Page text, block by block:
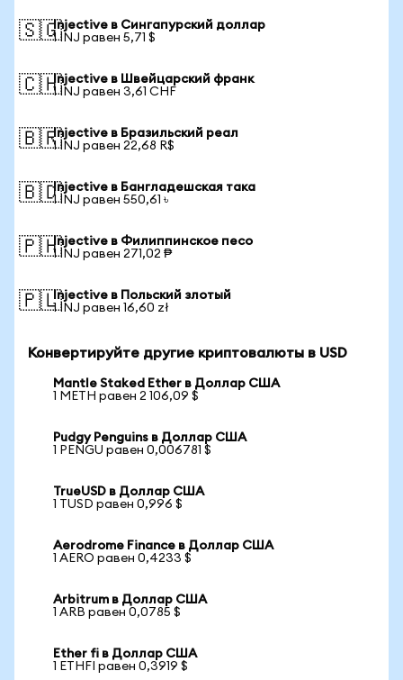
🇸🇬Injective в Сингапурский доллар
1 INJ равен 5,71 $
🇨🇭Injective в Швейцарский франк
1 INJ равен 3,61 CHF
🇧🇷Injective в Бразильский реал
1 INJ равен 22,68 R$
🇧🇩Injective в Бангладешская така
1 INJ равен 550,61 ৳
🇵🇭Injective в Филиппинское песо
1 INJ равен 271,02 ₱
🇵🇱Injective в Польский злотый
1 INJ равен 16,60 zł
Конвертируйте другие криптовалюты в USD
Mantle Staked Ether в Доллар США
1 METH равен 2 106,09 $
Pudgy Penguins в Доллар США
1 PENGU равен 0,006781 $
TrueUSD в Доллар США
1 TUSD равен 0,996 $
Aerodrome Finance в Доллар США
1 AERO равен 0,4233 $
Arbitrum в Доллар США
1 ARB равен 0,0785 $
Ether fi в Доллар США
1 ETHFI равен 0,3919 $